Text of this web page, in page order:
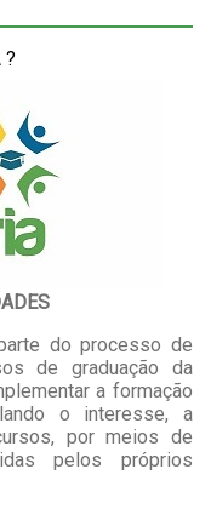
?
do processo de
de graduação da
a formação
o interesse, a
por meios de
pelos próprios